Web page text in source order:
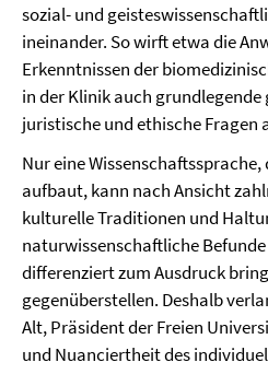
sozial- und
ineinander. So wirft etwa die
Erkenntnissen der
in der Klinik auch
juristische und ethische Fragen
Nur eine
aufbaut, kann nach Ansicht
kulturelle Traditionen und
naturwissenschaftliche
differenziert zum Ausdruck
gegenüberstellen. Deshalb
Alt, Präsident der Freien
und Nuanciertheit des